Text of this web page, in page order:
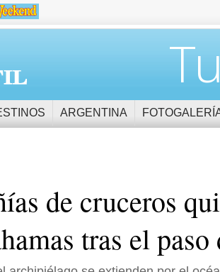
ARGENTINA
de cruceros
tras el